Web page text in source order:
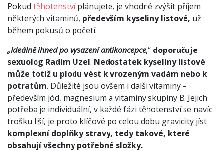
Pokud těhotenstvíplánujete, je vhodné zvýšit příjem
některých vitaminů, především kyseliny listové, už
během pokusů o početí.
„Ideálně ihned po vysazení antikoncepce,“ doporučuje
sexuolog Radim Uzel. Nedostatek kyseliny listové
může totiž u plodu vést k vrozeným vadám nebo k
potratům. Důležité jsou ovšem i další vitaminy –
především jód, magnesium a vitaminy skupiny B. Jejich
potřeba je individuální, v každé fázi těhotenství se navíc
trošku liší, je proto klíčové po celou dobu gravidity jíst
komplexní doplňky stravy, tedy takové, které
obsahují všechny potřebné složky.